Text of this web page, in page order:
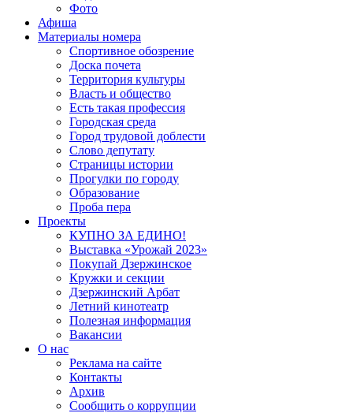
Фото
Афиша
Материалы номера
Спортивное обозрение
Доска почета
Территория культуры
Власть и общество
Есть такая профессия
Городская среда
Город трудовой доблести
Слово депутату
Страницы истории
Прогулки по городу
Образование
Проба пера
Проекты
КУПНО ЗА ЕДИНО!
Выставка «Урожай 2023»
Покупай Дзержинское
Кружки и секции
Дзержинский Арбат
Летний кинотеатр
Полезная информация
Вакансии
О нас
Реклама на сайте
Контакты
Архив
Сообщить о коррупции